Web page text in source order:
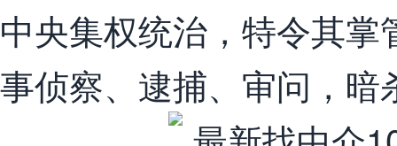
中央集权统治，特令其
事侦察、逮捕、审问，暗